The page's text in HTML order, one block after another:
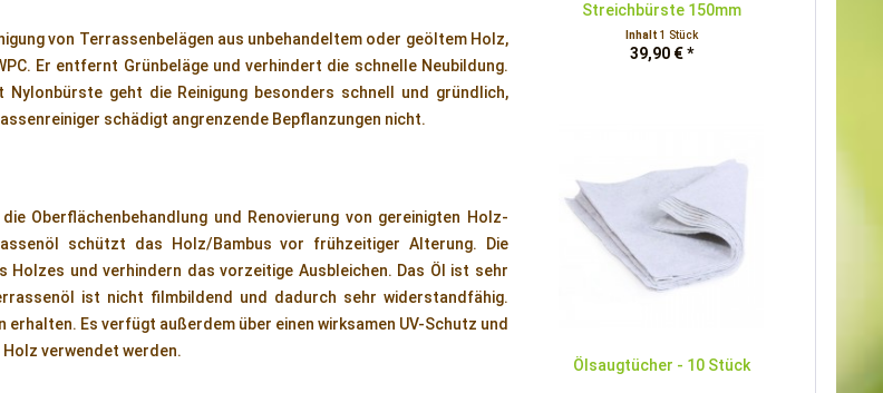
von Terrassenbelägen aus unbehandeltem oder geöltem Holz,
Er entfernt Grünbeläge und verhindert die schnelle Neubildung.
Nylonbürste geht die Reinigung besonders schnell und gründlich,
schädigt angrenzende Bepflanzungen nicht.
Oberflächenbehandlung und Renovierung von gereinigten Holz-
schützt das Holz/Bambus vor frühzeitiger Alterung. Die
Holzes und verhindern das vorzeitige Ausbleichen. Das Öl ist sehr
ist nicht filmbildend und dadurch sehr widerstandfähig.
Es verfügt außerdem über einen wirksamen UV-Schutz und
verwendet werden.
Streichbürste 150mm
Inhalt 1 Stück
39,90 € *
Ölsaugtücher - 10 Stück